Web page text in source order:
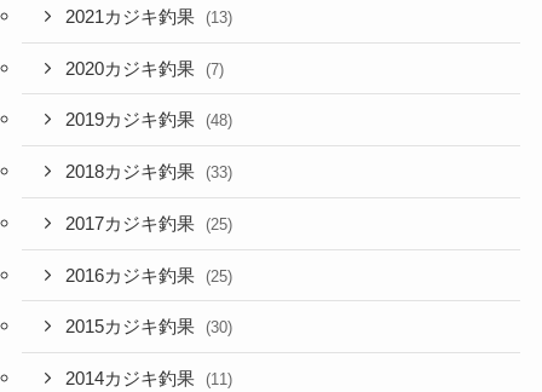
2021カジキ釣果 (13)
2020カジキ釣果 (7)
2019カジキ釣果 (48)
2018カジキ釣果 (33)
2017カジキ釣果 (25)
2016カジキ釣果 (25)
2015カジキ釣果 (30)
2014カジキ釣果 (11)